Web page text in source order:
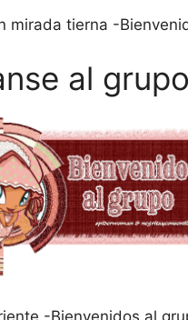
mirada tierna -
al grupo
-Bienvenidos al